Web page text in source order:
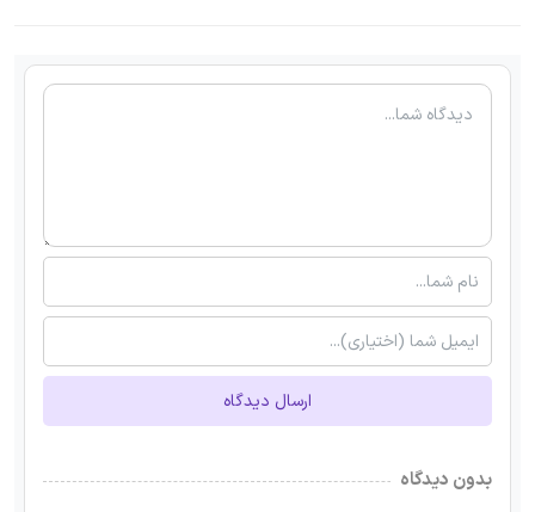
ارسال دیدگاه
بدون دیدگاه